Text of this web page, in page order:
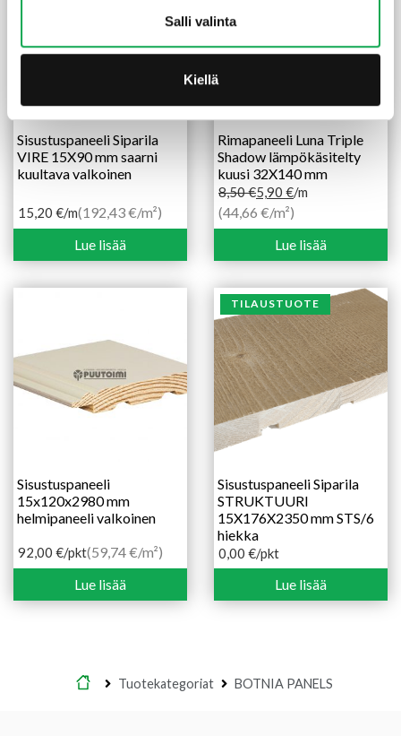
Salli valinta
Kiellä
Sisustuspaneeli Siparila
VIRE 15X90 mm saarni
kuultava valkoinen
15,20 €/m(192,43 €/m²)
Lue lisää
Rimapaneeli Luna Triple
Shadow lämpökäsitelty
kuusi 32X140 mm
8,50€
Alkuperäinen
hinta
5,90 €
Nykyinen
hinta
/m
(44,66 €/m²)
Lue lisää
Sisustuspaneeli
15x120x2980 mm
helmipaneeli valkoinen
92,00 €/pkt(59,74 €/m²)
Lue lisää
Sisustuspaneeli Siparila
STRUKTUURI
15X176X2350 mm STS/6
hiekka
0,00 €/pkt
Lue lisää
TILAUSTUOTE
Etusivu
Tuotekategoriat BOTNIA PANELS